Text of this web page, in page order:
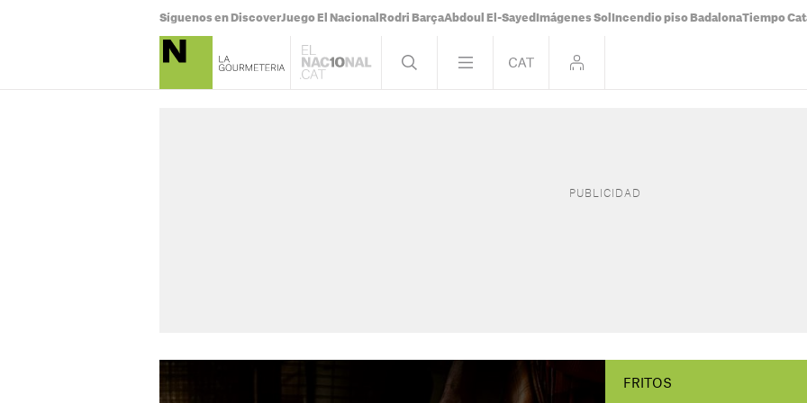
Síguenos en DiscoverJuego El Nacional Rodri BarçaAbdoul El-Sayed Imágenes Sol Incendio piso BadalonaTiempo
FRITOS